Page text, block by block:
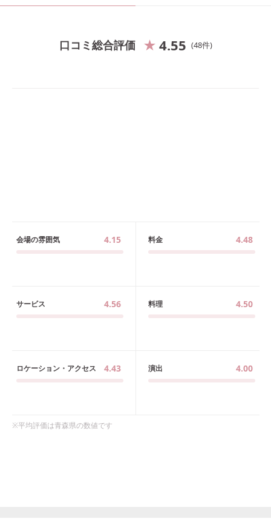
口コミ総合評価 4.55 48件
会場の雰囲気 4.15 料金 4.48
サービス 4.56 料理 4.50
ロケーション・アクセス 4.43 演出 4.00
※平均評価は青森県の数値です